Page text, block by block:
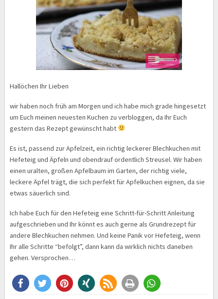
Hallöchen Ihr Lieben
wir haben noch früh am Morgen und ich habe mich grade hingesetzt
um Euch meinen neuesten Kuchen zu verbloggen, da Ihr Euch
gestern das Rezept gewünscht habt
Es ist, passend zur Apfelzeit, ein richtig leckerer Blechkuchen mit
Hefeteig und Äpfeln und obendrauf ordentlich Streusel. Wir haben
einen uralten, großen Apfelbaum im Garten, der richtig viele,
leckere Äpfel trägt, die sich perfekt für Apfelkuchen eignen, da sie
etwas säuerlich sind.
Ich habe Euch für den Hefeteig eine Schritt-für-Schritt Anleitung
aufgeschrieben und Ihr könnt es auch gerne als Grundrezept für
andere Blechkuchen nehmen. Und keine Panik vor Hefeteig, wenn
Ihr alle Schritte “befolgt”, dann kann da wirklich nichts daneben
gehen. Versprochen…